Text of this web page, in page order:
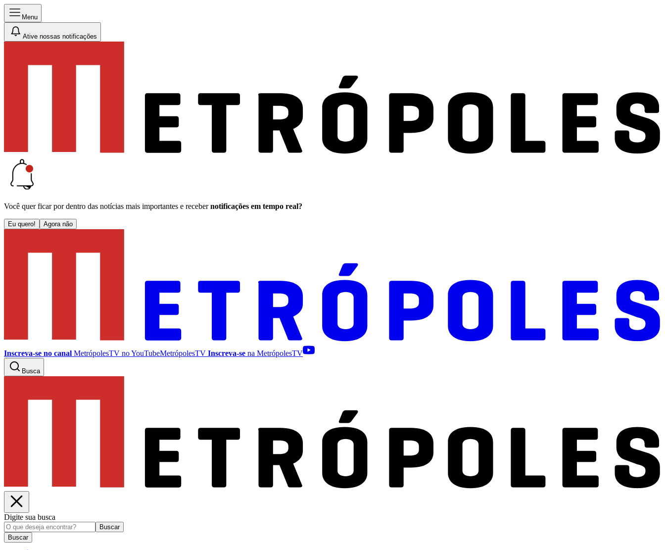
Menu
Ative nossas notificações
Você quer ficar por dentro das notícias mais importantes e receber notificações em tempo real?
Eu quero! Agora não
Inscreva-se no canal MetrópolesTV noYouTubeMetrópolesTV Inscreva-se na MetrópolesTV
Busca
Digite sua busca
Buscar
Buscar